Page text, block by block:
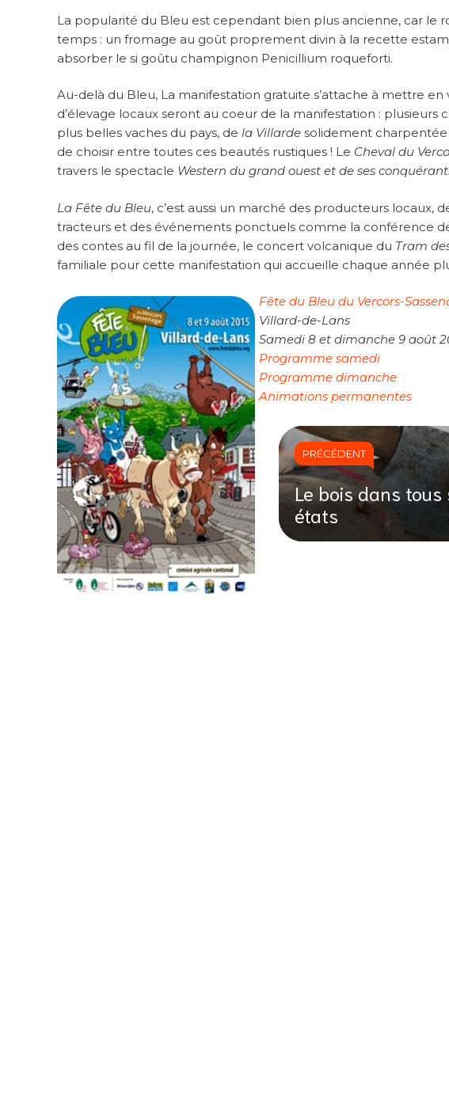
La popularité du Bleu est cependant bien plus ancienne, car le
temps : un fromage au goût proprement divin à la recette
absorber le si goûtu champignon Penicillium roqueforti.
Au-delà du Bleu, La manifestation gratuite s’attache à mettre
d’élevage locaux seront au coeur de la manifestation :
plus belles vaches du pays, de la Villarde solidement charpentée
de choisir entre toutes ces beautés rustiques ! Le Cheval du
travers le spectacle Western du grand ouest et de ses
La Fête du Bleu, c’est aussi un marché des producteurs locaux,
tracteurs et des événements ponctuels comme la conférence
des contes au fil de la journée, le concert volcanique du Tram
familiale pour cette manifestation qui accueille chaque année
Fête du Bleu du Vercors-
Villard-de-Lans
Samedi 8 et dimanche 9 août
Programme samedi
Programme dimanche
Animations permanentes
PRÉCÉDENT
Le bois dans tous
états